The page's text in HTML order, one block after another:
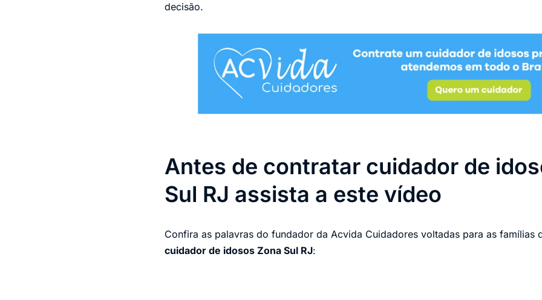
decisão.
Antes de contratar cuidador de
Sul RJ assista a este vídeo
Confira as palavras do fundador da Acvida Cuidadores voltadas para as famílias
cuidador de idosos Zona Sul RJ: